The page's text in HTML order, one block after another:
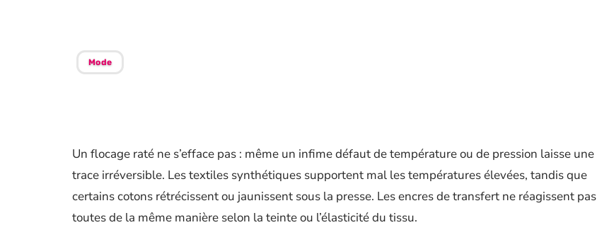
Mode
Un flocage raté ne s’efface pas : même un infime défaut de température ou de pression laisse une
trace irréversible. Les textiles synthétiques supportent mal les températures élevées, tandis que
certains cotons rétrécissent ou jaunissent sous la presse. Les encres de transfert ne réagissent pas
toutes de la même manière selon la teinte ou l’élasticité du tissu.